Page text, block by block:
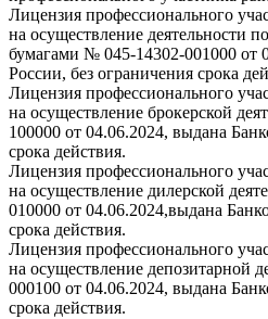
Лицензия профессионального
на осуществление деятельности
бумагами № 045-14302-001000 от
России, без ограничения срока
Лицензия профессионального
на осуществление брокерской
100000 от 04.06.2024, выдана
срока действия.
Лицензия профессионального
на осуществление дилерской
010000 от 04.06.2024,выдана
срока действия.
Лицензия профессионального
на осуществление депозитарной
000100 от 04.06.2024, выдана
срока действия.